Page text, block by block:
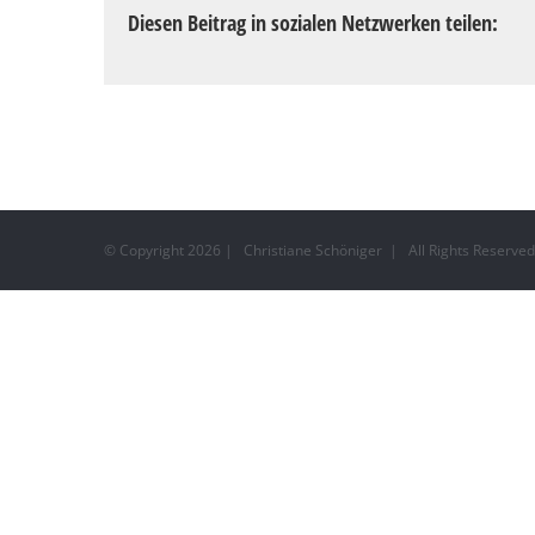
Diesen Beitrag in sozialen Netzwerken teilen:
© Copyright 2026 | Christiane Schöniger | All Rights